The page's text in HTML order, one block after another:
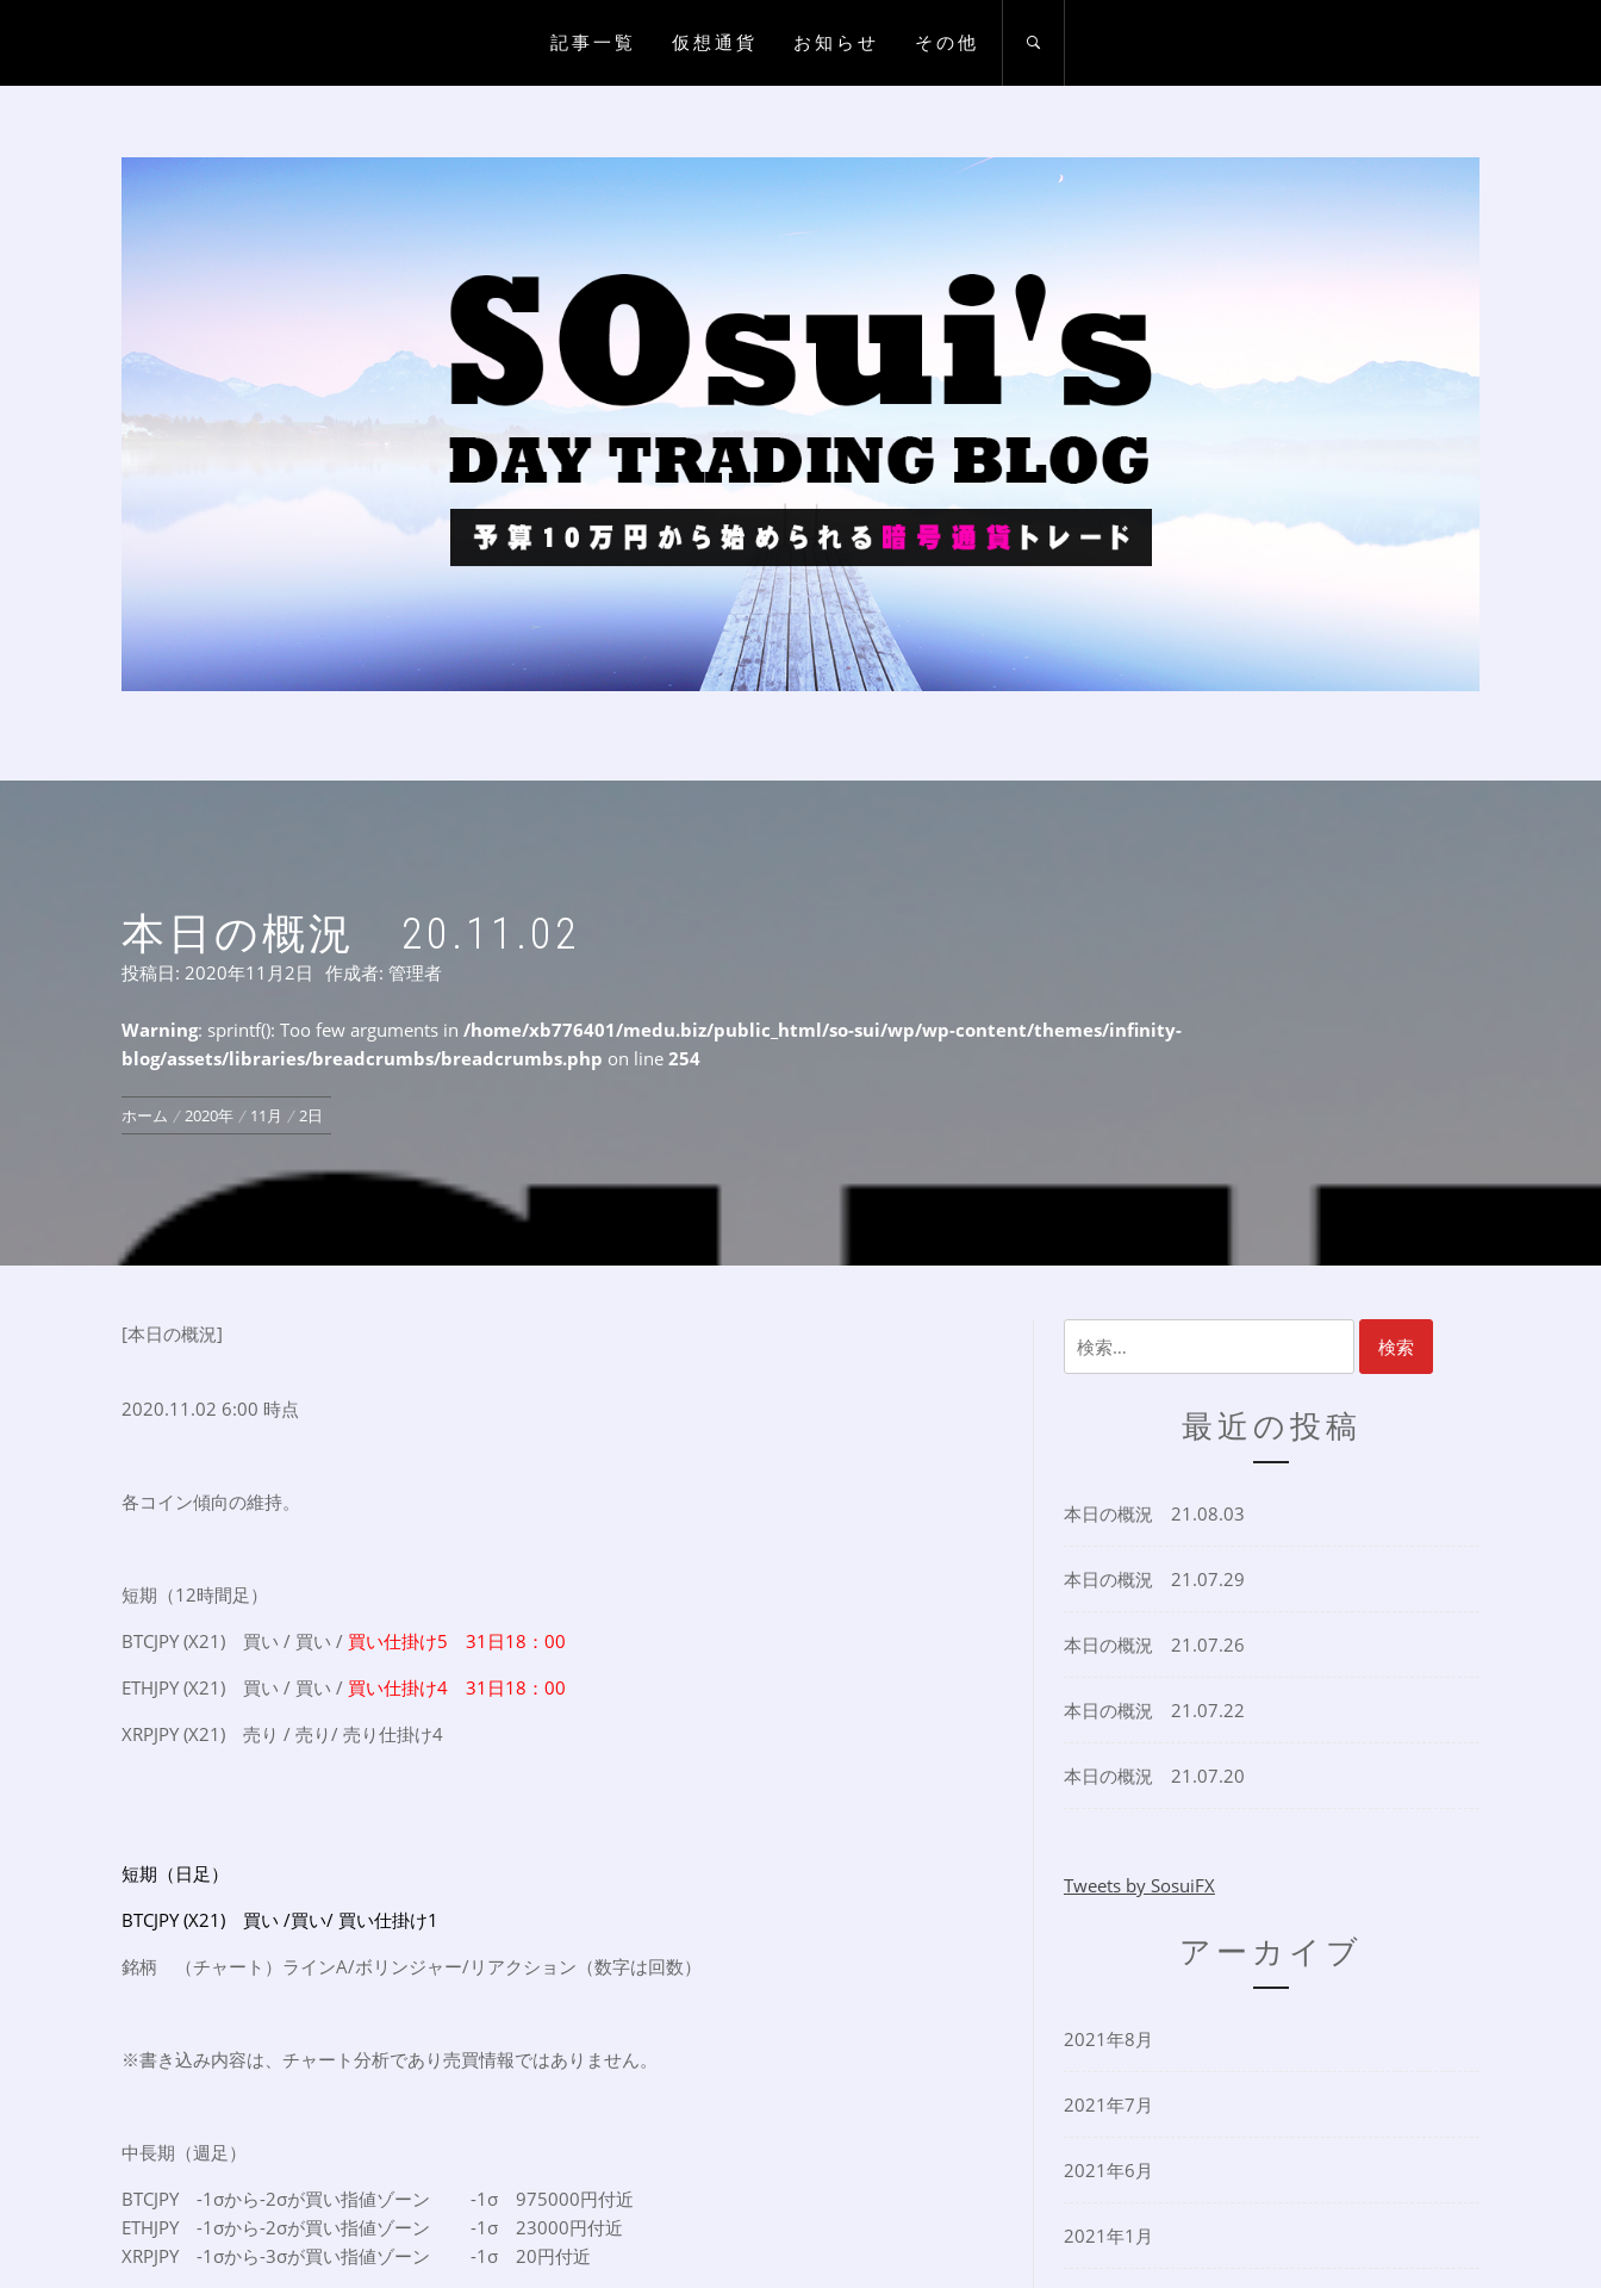
記事一覧 仮想通貨 お知らせ その他
SO_SUIの仮想通貨FXブログ
本日の概況 20.11.02
投稿日: 2020年11月2日 作成者: 管理者
Warning: sprintf(): Too few arguments in /home/xb776401/medu.biz/public_html/so-sui/wp/wp-content/themes/infinity-
blog/assets/libraries/breadcrumbs/breadcrumbs.php on line 254
ホーム 2020年 11月 2日
[本日の概況]
2020.11.02 6:00 時点
各コイン傾向の維持。
短期（12時間足）
BTCJPY (X21) 買い / 買い / 買い仕掛け5 31日18：00
ETHJPY (X21) 買い / 買い / 買い仕掛け4 31日18：00
XRPJPY (X21) 売り / 売り/ 売り仕掛け4
短期（日足）
BTCJPY (X21) 買い /買い/ 買い仕掛け1
銘柄 （チャート）ラインA/ボリンジャー/リアクション（数字は回数）
※書き込み内容は、チャート分析であり売買情報ではありません。
中長期（週足）
BTCJPY -1σから-2σが買い指値ゾーン -1σ 975000円付近
ETHJPY -1σから-2σが買い指値ゾーン -1σ 23000円付近
XRPJPY -1σから-3σが買い指値ゾーン -1σ 20円付近
索:
最近の投稿
本日の概況 21.08.03
本日の概況 21.07.29
本日の概況 21.07.26
本日の概況 21.07.22
本日の概況 21.07.20
Tweets by SosuiFX
アーカイブ
2021年8月
2021年7月
2021年6月
2021年1月